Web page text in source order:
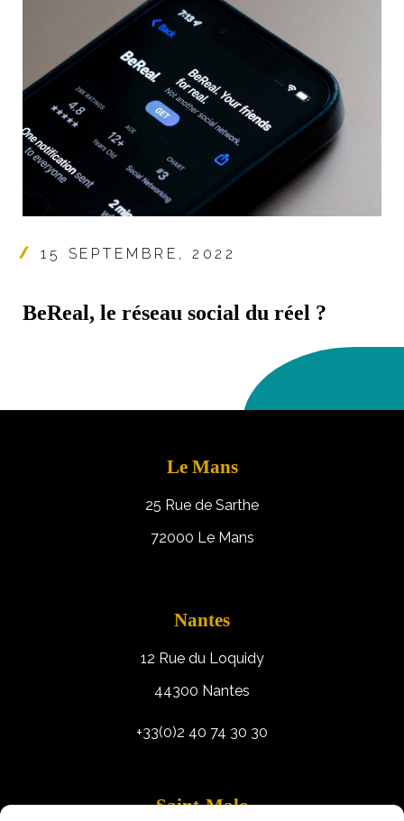
15 SEPTEMBRE, 2022
BeReal, le réseau social du réel ?
Le Mans
25 Rue de Sarthe
72000 Le Mans
Nantes
12 Rue du Loquidy
44300 Nantes
+33(0)2 40 74 30 30
Saint-Malo